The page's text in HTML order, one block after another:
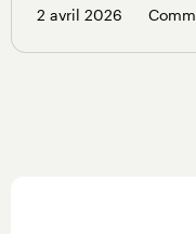
2 avril 2026